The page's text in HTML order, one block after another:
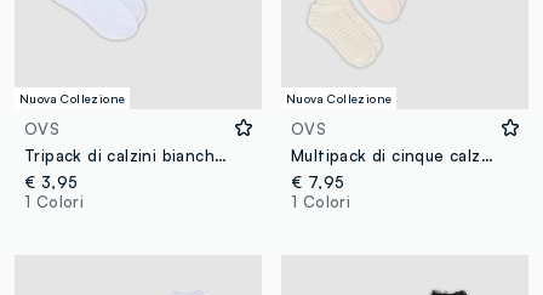
Nuova Collezione
OVS
Tripack di calzini bianchi in cotone organico
€ 3,95
1 Colori
Nuova Collezione
OVS
Multipack di cinque calzini multicolor in misto cotone organico
€ 7,95
1 Colori